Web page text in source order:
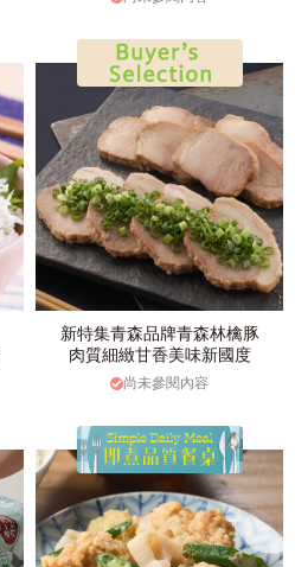
新特集青森品牌青森林檎豚
肉質細緻甘香美味新國度
尚未參閱內容